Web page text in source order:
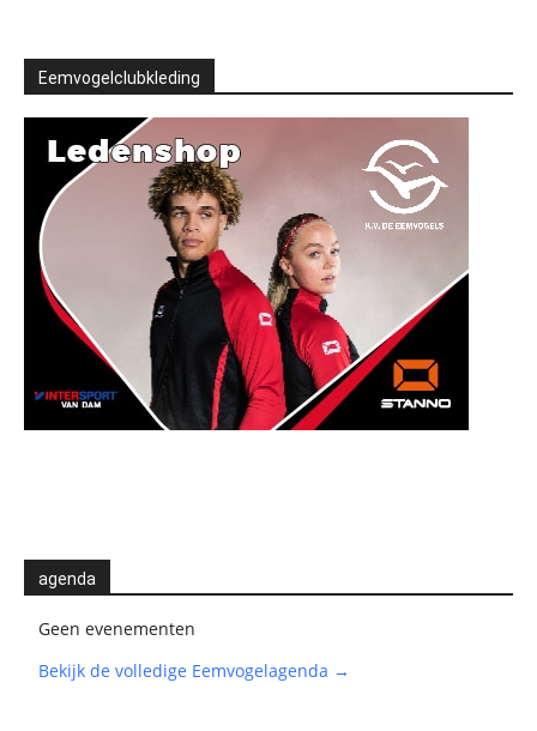
Eemvogelclubkleding
agenda
Geen evenementen
Bekijk de volledige Eemvogelagenda →